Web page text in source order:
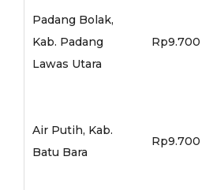
Padang Bolak,
Kab. Padang
Lawas Utara
Rp9.700
Air Putih, Kab.
Batu Bara
Rp9.700